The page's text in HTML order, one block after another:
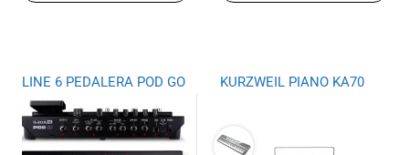
LINE 6 PEDALERA POD GO KURZWEIL PIANO KA70